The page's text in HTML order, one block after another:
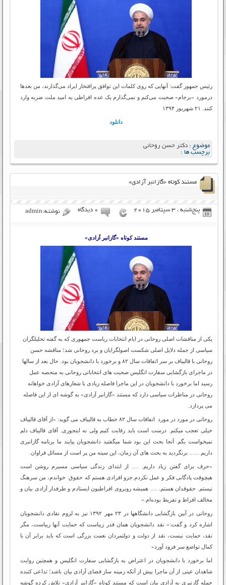
رئیس جمهور گفت: آنهایی که روی کلمات این توافق پرافتخار ایراد می‌گذارند، من بعدها
درمورد «برجام» صحبت می‌کنم و نمی‌گذارم یک عده افراطی به امید ملت ضربه وارد
کنند. ۲۱ شهریور ۱۳۹۴
دانلود
موضوع :دکتر حسن روحانی
برچسب ها :
مستند کوتاه «گازانبر آزادی»
پنج‌شنبه ، 3 سپتامبر 2015 ۰ دیدگاه نوشته:admin
مستند کوتاه «گازانبر آزادی»
یکی از مناقشات اصلی روحانی در ایام انتخابات ریاست جمهوری که به گفته تحلیلگران
سیاسی از جمله دلایل اصلی شکست اصولگرایان و برد روحانی شد؛ مناقشه حسن
روحانی با قالیباف بر سر اتفاقات سال ۸۲ و برخورد با دانشجویان بود. حال بعد از سالها
در ماجرای بازگشایی سفارت انگلیس صحبت های انتخاباتی روحانی به منحصه عمل
رسید اما برخورد با دانشجویان در این ماجرا فاصله زیادی با شعارهای آزادی خواهانه
روحانی در مناظرات سیاسی دارد که مستند «گازانبر آزادی» به گوشه ای از این فاصله
می پردازد.
روحانی در مورد در مورد اتفاقات سال ۸۲ خطاب به قالیباف می گوید: «از آقای قالیباف
خیلی تعجب میکنم. درست است باید رقابت کنیم ولی نه اینجوری. آقای قالیباف دلم
نمیخواست بگم. آنجا بحث این بود شما میگفتید دانشجویان بیایند ما برنامه گازانبری
داریم. ….. برنگردید به بحث های آن زمان، این سینه من پر است از مسائل فراوان.
«حرف برای گفتن زیاد داریم. …. از ابتدای زندگی سیاسی مسیرم روشن است
هیچوقت پادگانی فکر و عمل نکردم.جزو افرادی هستم که حقوق خواندم، من سرهنگ
نیستم. حقوقدان هستم. …. همیشه روبروی افراطیون ایستادم و طرفدار آزادی بیان و
مخالف افراط و تفریط بوده‌ام.»
روحانی در آیین بازگشایی دانشگاهها در ۲۳ مهر ۱۳۹۲ نیز به لزوم نقادی دانشجویان
اشاره کرد و گفت:« نقد دانشجویان همان قدر زیباست که حمایت آنها زیباست، مگر
نقد، حمایت نیست، نقد از دولت و دولتمردان نعمت بزرگی است که باید برابر آن با
کمال تواضع سر فرود آورد»
اما برخورد با دانشجویان در اعتراض به بازگشایی سفارت انگلیس و همچنین روایت
شاهدان عینی از آن ماجرا بیش از آنکه زمینه ساز فضای آزادی بیان باشد؛ تداعی کننده
حمله گازنبری به آزادی بیان است که مستند کوتاه «گازانبر آزادی» تلاش کرده گوشه